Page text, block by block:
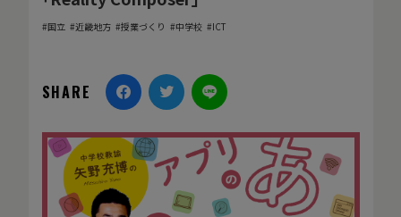
国立 近畿地方 授業づくり 中学校 ICT
SHARE